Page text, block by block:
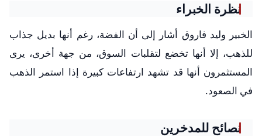
نظرة الخبراء
الخبير وليد فاروق أشار إلى أن الفضة، رغم أنها بديل جذاب
للذهب، إلا أنها تخضع لتقلبات السوق، من جهة أخرى، يرى
المستثمرون أنها قد تشهد ارتفاعات كبيرة إذا استمر الذهب
في الصعود.
نصائح للمدخرين